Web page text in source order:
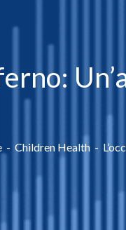
Children Health